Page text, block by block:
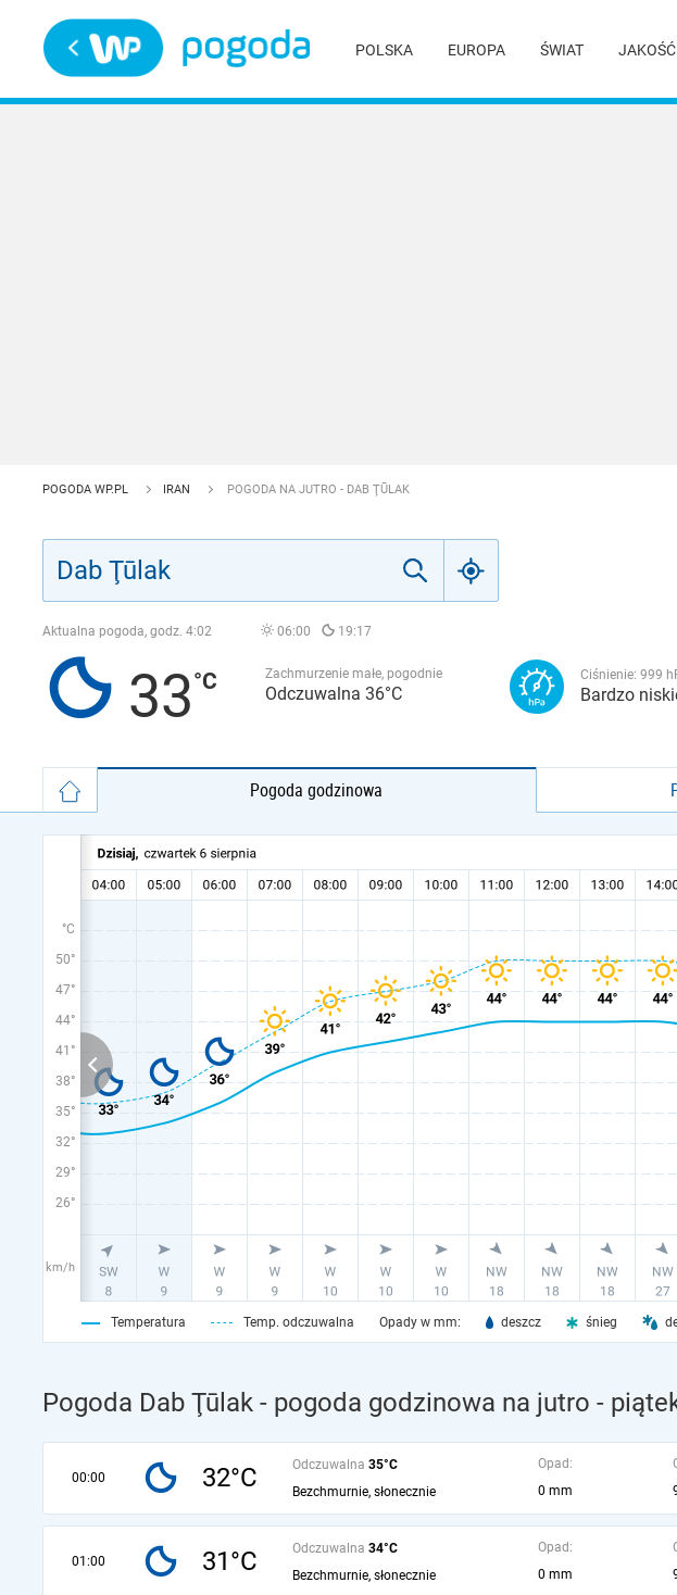
POLSKA EUROPA ŚWIAT
POGODA WP.PL IRAN POGODA NA JUTRO - DAB ŢŪLAK
Aktualna pogoda, godz. 4:02 06:00 19:17
33 Zachmurzenie małe, pogodnie
Odczuwalna 36°C
Ciśnienie: 999
Bardzo
Pogoda godzinowa
°C
50°
47°
44°
41°
38°
35°
32°
29°
26°
km/h
Temperatura Temp. odczuwalna Opady w mm: deszcz śnieg
Pogoda Dab Ţūlak - pogoda godzinowa na jutro -
00:00 32°C Odczuwalna 35°C
Bezchmurnie, słonecznie
Opad:
0 mm
01:00 31°C Odczuwalna 34°C
Bezchmurnie, słonecznie
Opad:
0 mm